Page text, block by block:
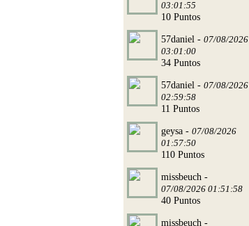
03:01:55
10 Puntos
57daniel - 07/08/2026
03:01:00
34 Puntos
57daniel - 07/08/2026
02:59:58
11 Puntos
geysa - 07/08/2026
01:57:50
110 Puntos
missbeuch -
07/08/2026 01:51:58
40 Puntos
missbeuch -